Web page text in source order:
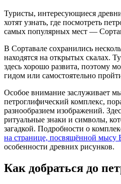
Туристы, интересующиеся
хотят узнать, где посмотреть
самых популярных мест —
В Сортавале сохранились
находятся на открытых скалах.
здесь хорошо развита, поэтому
гидом или самостоятельно
Особое внимание заслуживает
петроглифический комплекс,
разнообразием изображений.
ритуальные знаки и символы,
загадкой. Подробности о
на странице, посвящённой мысу
особенности древних рисунков.
Как добраться до